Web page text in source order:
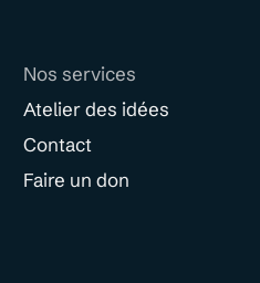
Nos services
Atelier des idées
Contact
Faire un don